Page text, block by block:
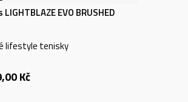
EVO BRUSHED
lifestyle tenisky
Kč